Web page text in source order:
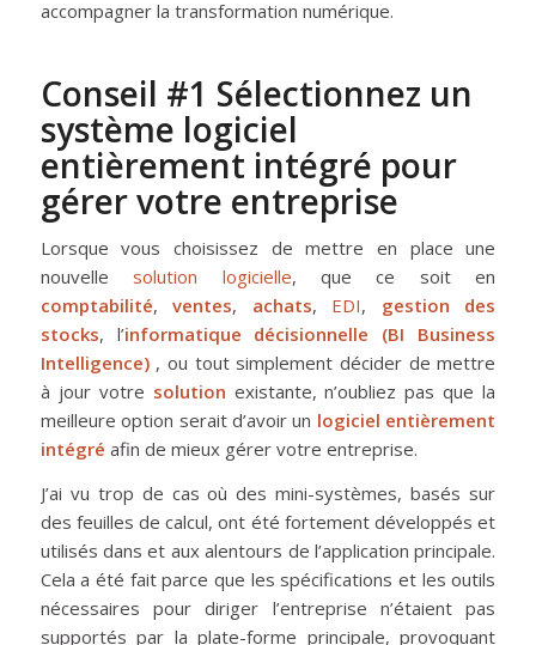
accompagner la transformation numérique.
Conseil #1 Sélectionnez un
système logiciel
entièrement intégré pour
gérer votre entreprise
Lorsque vous choisissez de mettre en place une
nouvellesolution logicielle, que ce soit en
comptabilité,ventes, achats, EDI, gestion des
stocks, l’informatique décisionnelle (BI Business
Intelligence) , ou tout simplement décider de mettre
à jour votre solution existante, n’oubliez pas que la
meilleure option serait d’avoir un logiciel entièrement
intégré afin de mieux gérer votre entreprise.
J’ai vu trop de cas où des mini-systèmes, basés sur
des feuilles de calcul, ont été fortement développés et
utilisés dans et aux alentours de l’application principale.
Cela a été fait parce que les spécifications et les outils
nécessaires pour diriger l’entreprise n’étaient pas
supportés par la plate-forme principale, provoquant